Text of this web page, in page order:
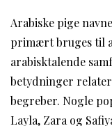
Arabiske pige
primært bruges til
arabisktalende
betydninger
begreber. Nogle
Layla, Zara og